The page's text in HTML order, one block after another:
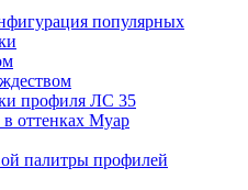
популярных
профиля ЛС 35
оттенках Муар
палитры профилей